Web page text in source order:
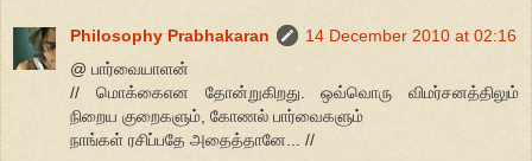
Philosophy Prabhakaran
14 December 2010 at 02:16
@ பார்வையாளன்
// மொக்கைஎன தோன்றுகிறது. ஒவ்வொரு விமர்சனத்திலும்
நிறைய குறைகளும், கோணல் பார்வைகளும்
நாங்கள் ரசிப்பதே அதைத்தானே... //